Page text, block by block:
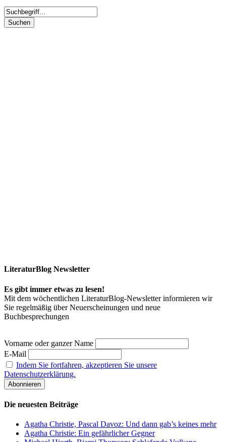
LiteraturBlog Newsletter
Es gibt immer etwas zu lesen!
Mit dem wöchentlichen LiteraturBlog-Newsletter informieren wir
Sie regelmäßig über Neuerscheinungen und neue
Buchbesprechungen
Vorname oder ganzer Name
E-Mail
Indem Sie fortfahren, akzeptieren Sie unsere
Datenschutzerklärung.
Die neuesten Beiträge
Agatha Christie, Pascal Davoz: Und dann gab’s keines mehr
Agatha Christie: Ein gefährlicher Gegner